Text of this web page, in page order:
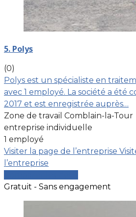
5. Polys
(0)
Polys est un spécialiste en
avec 1 employé. La société a été
2017 et est enregistrée auprès…
Zone de travail Comblain-la-Tour
entreprise individuelle
1 employé
Visiter la page de l’entreprise
l’entreprise
Gratuit - Sans engagement